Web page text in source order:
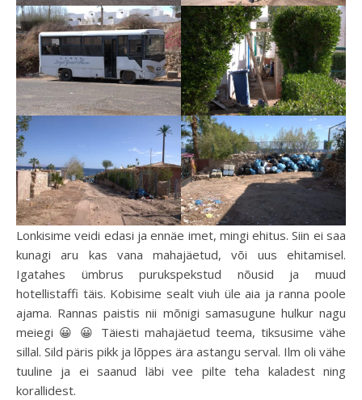
Lonkisime veidi edasi ja ennäe imet, mingi ehitus. Siin ei saa
kunagi aru kas vana mahajäetud, või uus ehitamisel.
Igatahes ümbrus purukspekstud nõusid ja muud
hotellistaffi täis. Kobisime sealt viuh üle aia ja ranna poole
ajama. Rannas paistis nii mõnigi samasugune hulkur nagu
meiegi 😀 😀 Täiesti mahajäetud teema, tiksusime vähe
sillal. Sild päris pikk ja lõppes ära astangu serval. Ilm oli vähe
tuuline ja ei saanud läbi vee pilte teha kaladest ning
korallidest.